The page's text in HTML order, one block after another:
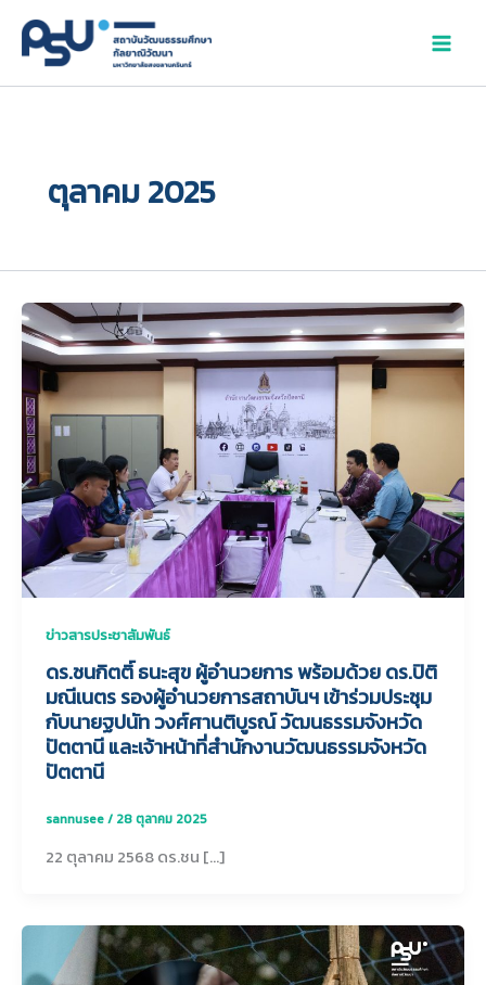
content
ตุลาคม 2025
ข่าวสารประชาสัมพันธ์
ดร.ชนกิตติ์ ธนะสุข ผู้อำนวยการ พร้อมด้วย ดร.ปิติ
มณีเนตร รองผู้อำนวยการสถาบันฯ เข้าร่วมประชุม
กับนายฐปนัท วงศ์ศานติบูรณ์ วัฒนธรรมจังหวัด
ปัตตานี และเจ้าหน้าที่สำนักงานวัฒนธรรมจังหวัด
ปัตตานี
sannusee/ 28 ตุลาคม 2025
22 ตุลาคม 2568 ดร.ชน […]